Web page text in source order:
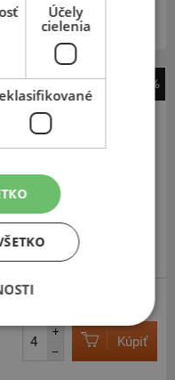
3-8 prac. dní.
20 ks.
-40%
+
–
Kúpiť
Účely
cielenia